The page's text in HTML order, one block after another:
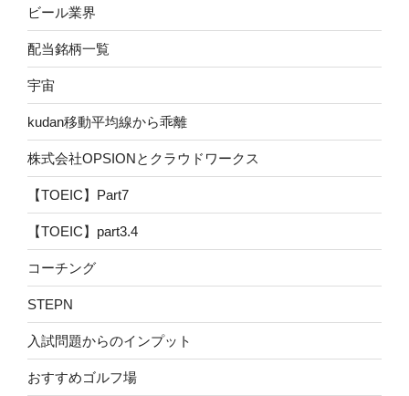
ビール業界
配当銘柄一覧
宇宙
kudan移動平均線から乖離
株式会社OPSIONとクラウドワークス
【TOEIC】Part7
【TOEIC】part3.4
コーチング
STEPN
入試問題からのインプット
おすすめゴルフ場